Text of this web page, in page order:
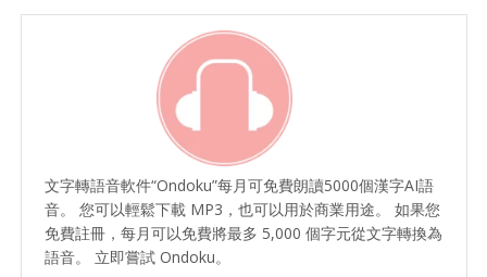
文字轉語音軟件“Ondoku”每月可免費朗讀5000個漢字AI語
音。 您可以輕鬆下載 MP3，也可以用於商業用途。 如果您
免費註冊，每月可以免費將最多 5,000 個字元從文字轉換為
語音。 立即嘗試 Ondoku。